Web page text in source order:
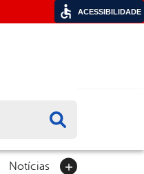
Notícias
ACESSIBILIDADE